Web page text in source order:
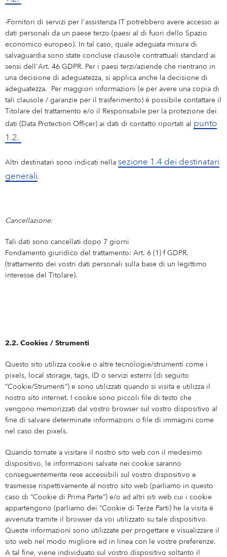
-Fornitori di servizi per l'assistenza IT potrebbero avere accesso ai
dati personali da un paese terzo (paesi al di fuori dello Spazio
economico europeo). In tal caso, quale adeguata misura di
salvaguardia sono state concluse clausole contrattuali standard ai
sensi dell'Art. 46 GDPR. Per i paesi terzi/aziende che rientrano in
una decisione di adeguatezza, si applica anche la decisione di
adeguatezza. Per maggiori informazioni (e per avere una copia di
tali clausole / garanzie per il trasferimento) è possibile contattare il
Titolare del trattamento e/o il Responsabile per la protezione dei
dati (Data Protection Officer) ai dati di contatto riportati al punto
1.2.
Altri destinatari sono indicati nella sezione 1.4 dei destinatari
generali.
Cancellazione:
Tali dati sono cancellati dopo 7 giorni
Fondamento giuridico del trattamento: Art. 6 (1) f GDPR.
(trattamento dei vostri dati personali sulla base di un legittimo
interesse del Titolare).
2.2. Cookies / Strumenti
Questo sito utilizza cookie o altre tecnologie/strumenti come i
pixels, local storage, tags, ID o servizi esterni (di seguito
“Cookie/Strumenti”) e sono utilizzati quando si visita e utilizza il
nostro sito internet. I cookie sono piccoli file di testo che
vengono memorizzati dal vostro browser sul vostro dispositivo al
fine di salvare determinate informazioni o file di immagini come
nel caso dei pixels.
Quando tornate a visitare il nostro sito web con il medesimo
dispositivo, le informazioni salvate nei cookie saranno
conseguentemente rese accessibili sul vostro dispositivo e
trasmesse rispettivamente al nostro sito web (parliamo in questo
caso di “Cookie di Prima Parte”) e/o ad altri siti web cui i cookie
appartengono (parliamo dei “Cookie di Terze Parti) he la visita è
avvenuta tramite il browser da voi utilizzato su tale dispositivo.
Queste informazioni sono utilizzate per progettare e visualizzare il
sito web nel modo migliore ed in linea con le vostre preferenze.
A tal fine, viene individuato sul vostro dispositivo soltanto il